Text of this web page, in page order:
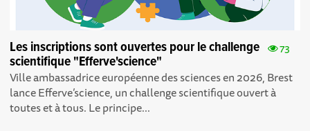
73
Les inscriptions sont ouvertes pour le challenge
scientifique "Efferve'science"
Ville ambassadrice européenne des sciences en 2026, Brest
lance Efferve’science, un challenge scientifique ouvert à
toutes et à tous. Le principe...